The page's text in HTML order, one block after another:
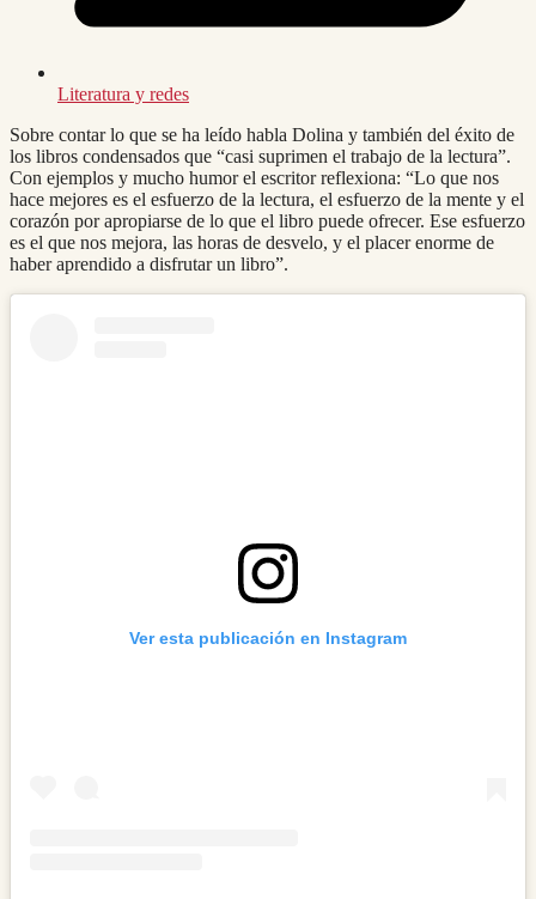
Literatura y redes
Sobre contar lo que se ha leído habla Dolina y también del éxito de
los libros condensados que “casi suprimen el trabajo de la lectura”.
Con ejemplos y mucho humor el escritor reflexiona: “Lo que nos
hace mejores es el esfuerzo de la lectura, el esfuerzo de la mente y el
corazón por apropiarse de lo que el libro puede ofrecer. Ese esfuerzo
es el que nos mejora, las horas de desvelo, y el placer enorme de
haber aprendido a disfrutar un libro”.
Ver esta publicación en Instagram